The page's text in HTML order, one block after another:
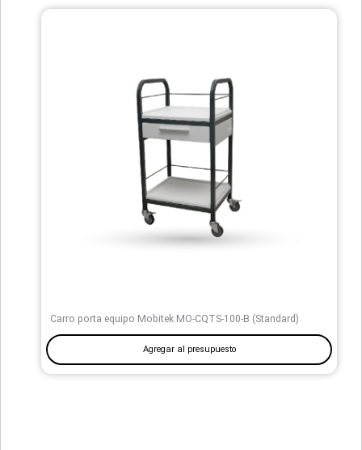
Carro porta equipo Mobitek MO-CQTS-100-B (Standard)
Agregar al presupuesto